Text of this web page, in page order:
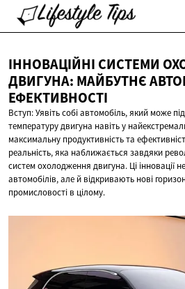
ІННОВАЦІЙНІ СИСТЕМИ
ДВИГУНА: МАЙБУТНЄ
ЕФЕКТИВНОСТІ
Вступ: Уявіть собі автомобіль, який може
температуру двигуна навіть у
максимальну продуктивність та
реальність, яка наближається завдяки
систем охолодження двигуна. Ці інновації
автомобілів, але й відкривають нові
промисловості в цілому.